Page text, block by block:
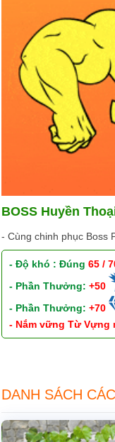
BOSS Huyền
- Cùng chinh phục Boss
- Độ khó : Đúng65 /
- Phần Thưởng:+50
- Phần Thưởng:+70
- Nắm vững Từ Vựng
DANH SÁCH